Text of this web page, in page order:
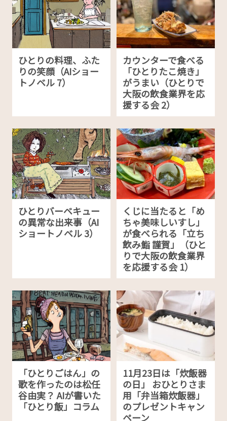
ひとりの料理、ふた
りの笑顔（AIショー
トノベル 7）
カウンターで食べる
「ひとりたこ焼き」
がうまい（ひとりで
大阪の飲食業界を応
援する会 2）
ひとりバーベキュー
の異常な出来事（AI
ショートノベル 3）
くじに当たると「め
ちゃ美味しいすし」
が食べられる「立ち
飲み鮨 謹賀」（ひと
りで大阪の飲食業界
を応援する会 1）
「ひとりごはん」の
歌を作ったのは松任
谷由実？ AIが書いた
「ひとり飯」コラム
11月23日は「炊飯器
の日」 おひとりさま
用「弁当箱炊飯器」
のプレゼントキャン
ペーン